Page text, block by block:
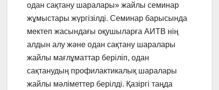
одан сақтану шаралары» жайлы семинар
жұмыстары жүргізілді. Семинар барысында
мектеп жасындағы оқушыларға АИТВ нің
алдын алу және одан сақтану шаралары
жайлы мағлұматтар беріліп, одан
сақтанудың профилактикалық шаралары
жайлы мәліметтер берілді. Қазіргі таңда